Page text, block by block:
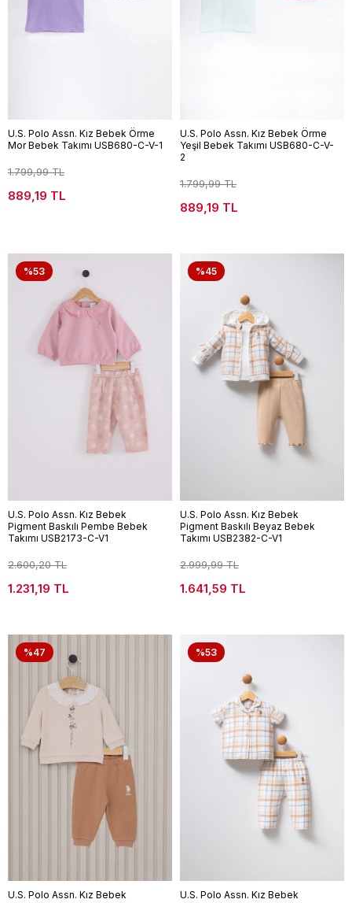
U.S. Polo Assn. Kız Bebek Örme
Mor Bebek Takımı USB680-C-V-1
1.799,99 TL
889,19 TL
U.S. Polo Assn. Kız Bebek Örme
Yeşil Bebek Takımı USB680-C-V-
2
1.799,99 TL
889,19 TL
%53
U.S. Polo Assn. Kız Bebek
Pigment Baskılı Pembe Bebek
Takımı USB2173-C-V1
2.600,20 TL
1.231,19 TL
%45
U.S. Polo Assn. Kız Bebek
Pigment Baskılı Beyaz Bebek
Takımı USB2382-C-V1
2.999,99 TL
1.641,59 TL
%47
U.S. Polo Assn. Kız Bebek
%53
U.S. Polo Assn. Kız Bebek